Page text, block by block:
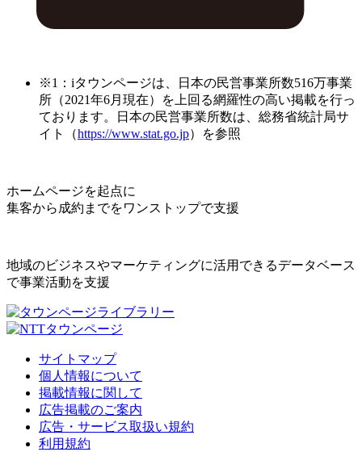
※1：iタウンページは、日本の民営事業所数516万事業
所（2021年6月現在）を上回る網羅性の高い掲載を行っ
ております。日本の民営事業所数は、総務省統計局サ
イト（https://www.stat.go.jp）を参照
ホームページを起点に
集客から成約までをワンストップで支援
地域のビジネスやマーケティングに活用できるデータベース
で事業活動を支援
サイトマップ
個人情報について
掲載情報に関して
広告掲載のご案内
広告・サービス取扱い規約
利用規約